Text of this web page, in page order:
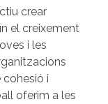
crear
el creixement
i les
i
oferim a les